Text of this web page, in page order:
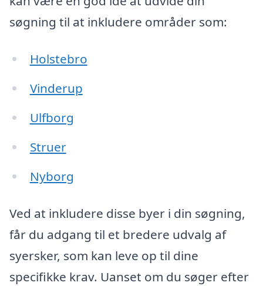
søgning til at inkludere områder som:
Holstebro
Vinderup
Ulfborg
Struer
Nyborg
Ved at inkludere disse byer i din søgning,
får du adgang til et bredere udvalg af
syersker, som kan leve op til dine
specifikke krav. Uanset om du søger efter